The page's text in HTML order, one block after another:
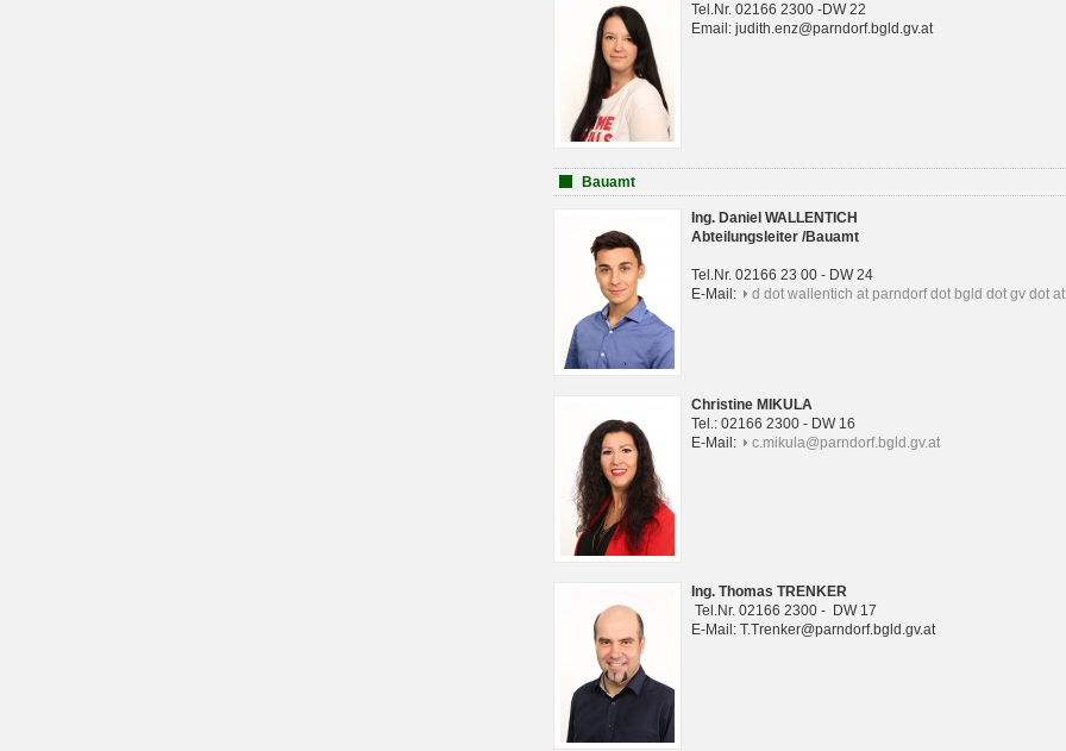
Tel.Nr. 02166 2300 -DW 22
Email: judith.enz@parndorf.bgld.gv.at
Bauamt
Ing. Daniel WALLENTICH
Abteilungsleiter /Bauamt
Tel.Nr. 02166 23 00 - DW 24
E-Mail:
d dot wallentich at parndorf dot bgld dot gv dot at
Christine MIKULA
Tel.: 02166 2300 - DW 16
E-Mail:
c.mikula@parndorf.bgld.gv.at
Ing. Thomas TRENKER
Tel.Nr. 02166 2300 - DW 17
E-Mail: T.Trenker@parndorf.bgld.gv.at